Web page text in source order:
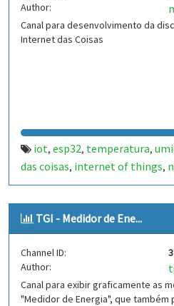
Author:
Canal para desenvolvimento da
Internet das Coisas
iot, esp32, temperatura,
das coisas, internet of things,
TGI - Medidor de Ene...
Channel ID:
Author:
Canal para exibir graficamente as
"Medidor de Energia", que